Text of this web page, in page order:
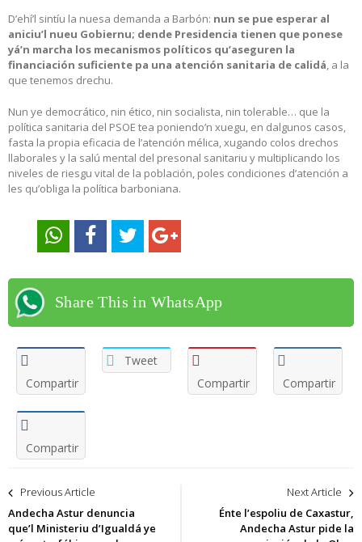
D’ehí’l sintíu la nuesa demanda a Barbón: nun se pue esperar al
aniciu’l nueu Gobiernu; dende Presidencia tienen que ponese
yá’n marcha los mecanismos políticos qu’aseguren la
financiación suficiente pa una atención sanitaria de calidá, a la
que tenemos drechu.
Nun ye democrático, nin ético, nin socialista, nin tolerable… que la
política sanitaria del PSOE tea poniendo’n xuegu, en dalgunos casos,
fasta la propia eficacia de l’atención mélica, xugando colos drechos
llaborales y la salú mental del presonal sanitariu y multiplicando los
niveles de riesgu vital de la población, poles condiciones d’atención a
les qu’obliga la política barboniana.
Share This in WhatsApp
Compartir
Tweet
Compartir
Compartir
Compartir
Navegación
de
Previous Article
Andecha Astur denuncia
que’l Ministeriu d’Igualdá ye
Next Article
Énte l’espoliu de Caxastur,
Andecha Astur pide la